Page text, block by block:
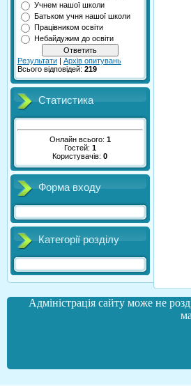
Учнем нашої школи
Батьком учня нашої школи
Працівником освіти
Небайдужим до освіти
Результати | Архів опитувань
Всього відповідей: 219
Статистика
Онлайн всього: 1
Гостей: 1
Користувачів:0
Форма входу
Категорії розділу
Адміністрація сайту може не